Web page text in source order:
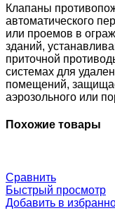
0-
0
Клапаны
автоматического
или проемов в
зданий,
приточной
системах для
помещений,
аэрозольного или
Похожие товары
Сравнить
Быстрый просмотр
Добавить в